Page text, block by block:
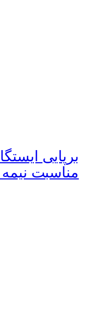
برپایی
مناسبت